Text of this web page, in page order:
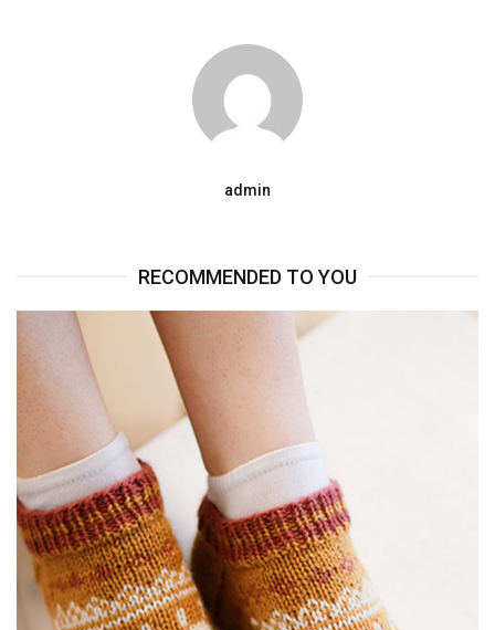
admin
RECOMMENDED TO YOU